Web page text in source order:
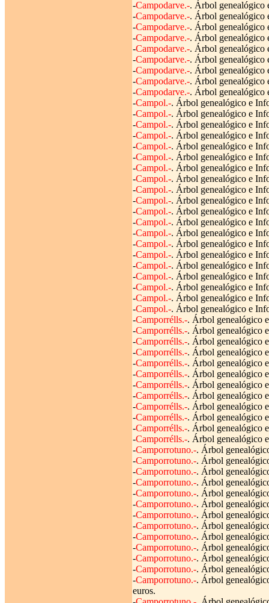
-Campodarve.-. Árbol genealógico
-Campodarve.-. Árbol genealógico
-Campodarve.-. Árbol genealógico
-Campodarve.-. Árbol genealógico
-Campodarve.-. Árbol genealógico
-Campodarve.-. Árbol genealógico
-Campodarve.-. Árbol genealógico
-Campodarve.-. Árbol genealógico
-Campodarve.-. Árbol genealógico
-Campol.-. Árbol genealógico e
-Campol.-. Árbol genealógico e
-Campol.-. Árbol genealógico e
-Campol.-. Árbol genealógico e
-Campol.-. Árbol genealógico e
-Campol.-. Árbol genealógico e
-Campol.-. Árbol genealógico e
-Campol.-. Árbol genealógico e
-Campol.-. Árbol genealógico e
-Campol.-. Árbol genealógico e
-Campol.-. Árbol genealógico e
-Campol.-. Árbol genealógico e
-Campol.-. Árbol genealógico e
-Campol.-. Árbol genealógico e
-Campol.-. Árbol genealógico e
-Campol.-. Árbol genealógico e
-Campol.-. Árbol genealógico e
-Campol.-. Árbol genealógico e
-Campol.-. Árbol genealógico e
-Campol.-. Árbol genealógico e
-Camporrélls.-. Árbol genealógico
-Camporrélls.-. Árbol genealógico
-Camporrélls.-. Árbol genealógico
-Camporrélls.-. Árbol genealógico
-Camporrélls.-. Árbol genealógico
-Camporrélls.-. Árbol genealógico
-Camporrélls.-. Árbol genealógico
-Camporrélls.-. Árbol genealógico
-Camporrélls.-. Árbol genealógico
-Camporrélls.-. Árbol genealógico
-Camporrélls.-. Árbol genealógico
-Camporrélls.-. Árbol genealógico
-Camporrotuno.-. Árbol
-Camporrotuno.-. Árbol
-Camporrotuno.-. Árbol
-Camporrotuno.-. Árbol
-Camporrotuno.-. Árbol
-Camporrotuno.-. Árbol
-Camporrotuno.-. Árbol
-Camporrotuno.-. Árbol
-Camporrotuno.-. Árbol
-Camporrotuno.-. Árbol
-Camporrotuno.-. Árbol
-Camporrotuno.-. Árbol
-Camporrotuno.-. Árbol
euros.